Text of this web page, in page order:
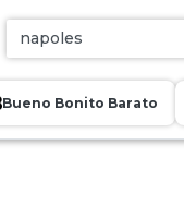
Bueno Bonito Barato